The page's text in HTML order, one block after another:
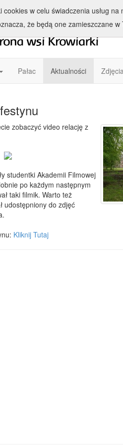
Pałac Aktualności
zobaczyć video relację z
studentki Akademii Filmowej
po każdym następnym
taki filmik. Warto też
udostępniony do zdjęć
Kliknij Tutaj
w celu świadczenia usług
że będą one zamieszczane